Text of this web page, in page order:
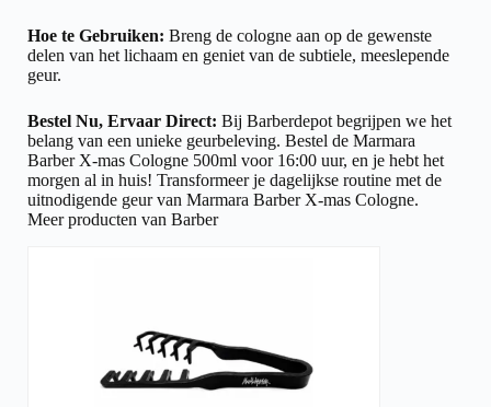
Hoe te Gebruiken: Breng de cologne aan op de gewenste
delen van het lichaam en geniet van de subtiele, meeslepende
geur.
Bestel Nu, Ervaar Direct: Bij Barberdepot begrijpen we het
belang van een unieke geurbeleving. Bestel de Marmara
Barber X-mas Cologne 500ml voor 16:00 uur, en je hebt het
morgen al in huis! Transformeer je dagelijkse routine met de
uitnodigende geur van Marmara Barber X-mas Cologne.
Meer producten van Barber